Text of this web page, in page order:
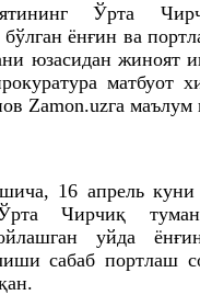
Ўрта
бўлган ёнғин ва
юзасидан жиноят
матбуот
Zamon.uzга маълум
16 апрель куни
Чирчиқ
уйда
сабаб портлаш